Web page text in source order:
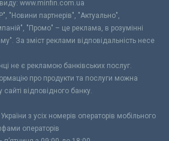
www.minfin.com.ua
"Новини партнерів", "Актуально",
"Промо" – це реклама, в розумінні
За зміст реклами відповідальність несе
не є рекламою банківських послуг.
про продукти та послуги можна
відповідного банку.
з усіх номерів операторів мобільного
операторів